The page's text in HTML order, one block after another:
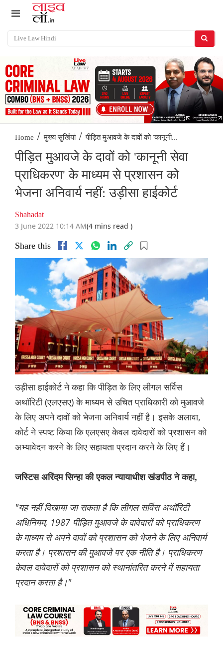
Home / मुख्य सुर्खियां / पीड़ित मुआवजे के दावों को 'कानूनी...
पीड़ित मुआवजे के दावों को 'कानूनी सेवा
प्राधिकरण' के माध्यम से प्रशासन को
भेजना अनिवार्य नहीं: उड़ीसा हाईकोर्ट
Shahadat
3 June 2022 10:14 AM(4 mins read )
Share this
उड़ीसा हाईकोर्ट ने कहा कि पीड़ित के लिए लीगल सर्विस
अथॉरिटी (एलएसए) के माध्यम से उचित प्राधिकारी को मुआवजे
के लिए अपने दावों को भेजना अनिवार्य नहीं है। इसके अलावा,
कोर्ट ने स्पष्ट किया कि एलएसए केवल दावेदारों को प्रशासन को
अभ्यावेदन करने के लिए सहायता प्रदान करने के लिए हैं।
जस्टिस अरिंदम सिन्हा की एकल न्यायाधीश खंडपीठ ने कहा,
"यह नहीं दिखाया जा सकता है कि लीगल सर्विस अथॉरिटी
अधिनियम, 1987 पीड़ित मुआवजे के दावेदारों को प्राधिकरण
के माध्यम से अपने दावों को प्रशासन को भेजने के लिए अनिवार्य
करता है। प्रशासन की मुआवजे पर एक नीति है। प्राधिकरण
केवल दावेदारों को प्रशासन को स्थानांतरित करने में सहायता
प्रदान करता है।"